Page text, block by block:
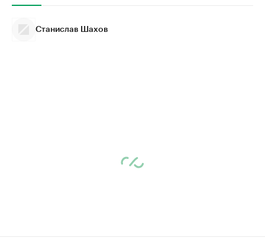
Станислав Шахов